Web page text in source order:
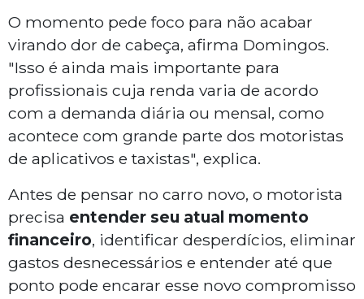
O momento pede foco para não acabar
virando dor de cabeça, afirma Domingos.
"Isso é ainda mais importante para
profissionais cuja renda varia de acordo
com a demanda diária ou mensal, como
acontece com grande parte dos motoristas
de aplicativos e taxistas", explica.
Antes de pensar no carro novo, o motorista
precisa entender seu atual momento
financeiro, identificar desperdícios, eliminar
gastos desnecessários e entender até que
ponto pode encarar esse novo compromisso